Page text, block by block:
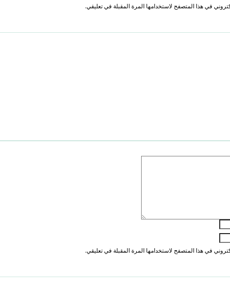
في هذا المتصفح لاستخدامها المرة المقبلة في تعليقي.
في هذا المتصفح لاستخدامها المرة المقبلة في تعليقي.